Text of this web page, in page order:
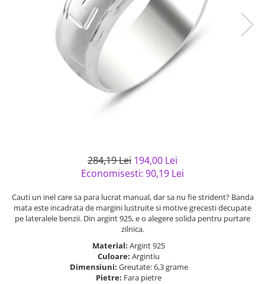
semipretioase
Bijuterii argint placat cu aur
Bijuterii argint cu diverse
Bijuterii argint cu murano
Bijuterii de Lux
Bijuterii gotice si rock
Bijuterii Handmade
Bijuterii fantezie
Casete si cutii de bijuterii
Solutii si lavete de curatare
284,19 Lei 194,00 Lei
Economisesti: 90,19 Lei
Cauti un inel care sa para lucrat manual, dar sa nu fie strident? Banda
mata este incadrata de margini lustruite si motive grecesti decupate
pe lateralele benzii. Din argint 925, e o alegere solida pentru purtare
zilnica.
Material: Argint 925
Culoare: Argintiu
Dimensiuni: Greutate: 6,3 grame
Pietre: Fara pietre